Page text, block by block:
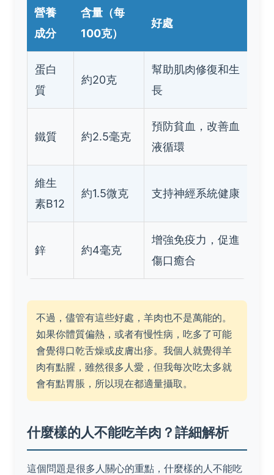
營養
成分
含量（每
100克）
好處
蛋白
質
約20克
幫助肌肉修復和生
長
鐵質 約2.5毫克
預防貧血，改善血
液循環
維生
素B12
約1.5微克 支持神經系統健康
鋅 約4毫克
增強免疫力，促進
傷口癒合
不過，儘管有這些好處，羊肉也不是萬能的。
如果你體質偏熱，或者有慢性病，吃多了可能
會覺得口乾舌燥或皮膚出疹。我個人就覺得羊
肉有點腥，雖然很多人愛，但我每次吃太多就
會有點胃脹，所以現在都適量攝取。
什麼樣的人不能吃羊肉？詳細解析
這個問題是很多人關心的重點，什麼樣的人不能吃